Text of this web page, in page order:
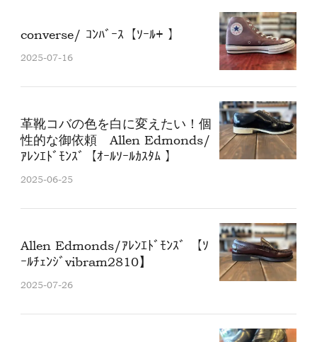
converse/ ｺﾝﾊﾞｰｽ【ｿｰﾙ+ 】
2025-07-16
革靴コバの色を白に変えたい！個
性的な御依頼 Allen Edmonds/
ｱﾚﾝｴﾄﾞﾓﾝｽﾞ【ｵｰﾙｿｰﾙｶｽﾀﾑ 】
2025-06-25
Allen Edmonds/ｱﾚﾝｴﾄﾞﾓﾝｽﾞ 【ｿ
ｰﾙﾁｪﾝｼﾞvibram2810】
2025-07-26